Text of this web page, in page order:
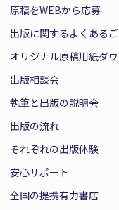
原稿をWEBから応募
出版に関するよくある
オリジナル原稿用紙ダ
出版相談会
執筆と出版の説明会
出版の流れ
それぞれの出版体験
安心サポート
全国の提携有力書店